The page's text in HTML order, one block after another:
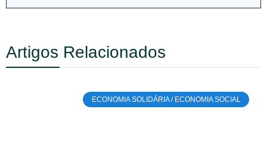
Artigos Relacionados
ECONOMIA SOLIDÁRIA / ECONOMIA SOCIAL